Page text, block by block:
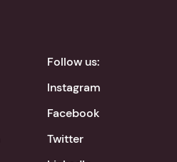
Follow us:
Instagram
Facebook
Twitter